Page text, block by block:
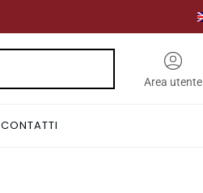
Area utente
CONTATTI